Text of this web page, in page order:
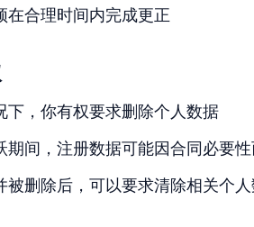
在合理时间内完成更正
下，你有权要求删除个人数据
期间，注册数据可能因合同必要
被删除后，可以要求清除相关个